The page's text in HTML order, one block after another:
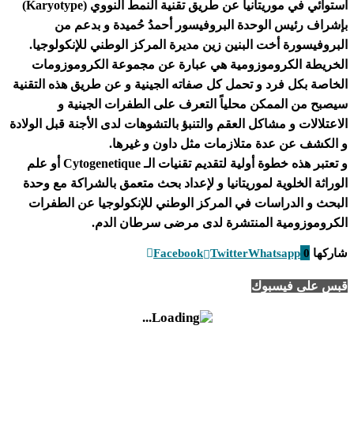
استوائي في موريتانيا عن طريق تقنية النمط النووي (Karyotype)
بإشراف رئيس الوحدة البروفيسور أحمدُ حُميدة و بدعم من
البروفيسورة أخت البنين زين مديرة المركز الوطني للإنكولوجيا.
الخريطة الكروموزومية هي عبارة عن مجموعة الكروموزومات
الخاصة بكل فرد و تحمل كل صفاته الجينية و عن طريق هذه التقنية
سيصبح من الممكن محلياً التعرف على الطفرات الجينية و
الاعتلالات و مشاكل العقم والتنبؤ بالتشوهات لدى الأجنة قبل الولادة
و الكشف عن عدة متلازمات مثل داون و غيرها.
و تعتبر هذه خطوة أولية لتقديم تقنيات الـ Cytogenetique أو علم
الوراثة الخلوية لموريتانيا و لإعداد بحث متعمق بالشراكة مع وحدة
البحث و الدراسات في المركز الوطني للإنكولوجيا عن الطفرات
الكروموزومية المنتشرة لدى مرضى سرطان الدم.
شاركها 0
Facebook TwitterWhatsapp
قبس على فيسبوك